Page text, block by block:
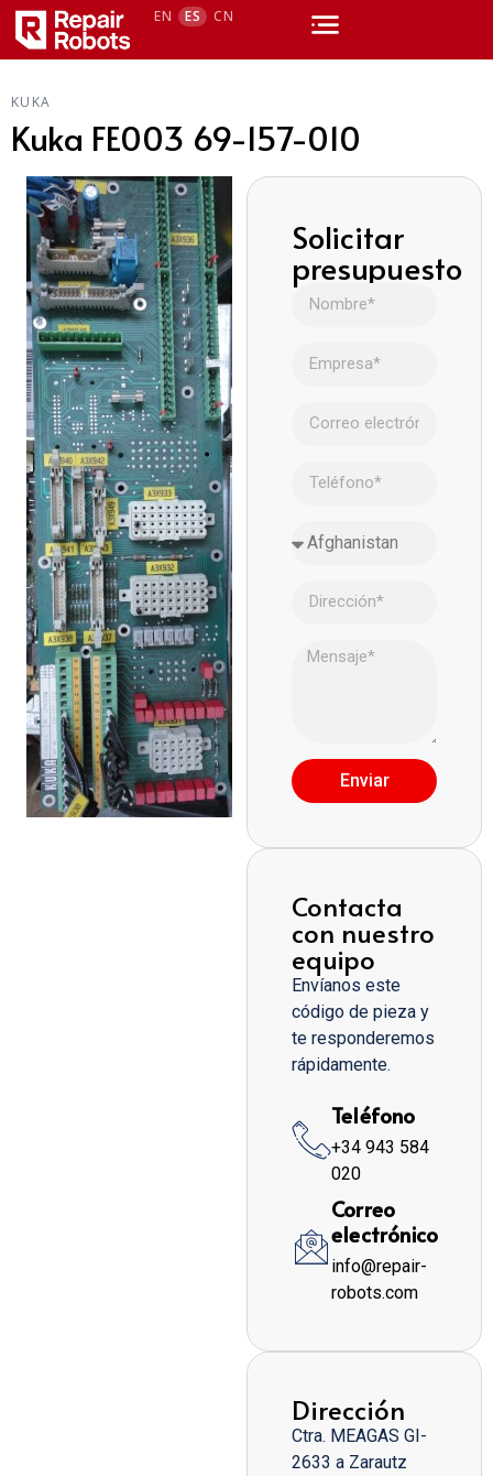
EN ES CN
KUKA
Kuka FE003 69-157-010
Solicitar
presupuesto
Enviar
Contacta
con nuestro
equipo
Envíanos este
código de pieza y
te responderemos
rápidamente.
Teléfono
+34 943 584
020
Correo
electrónico
info@repair-
robots.com
Dirección
Ctra. MEAGAS GI-
2633 a Zarautz